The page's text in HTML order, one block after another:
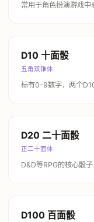
常用于角色扮演游戏中
D10 十面骰
五角双锥体
标有0-9数字，两个
D20 二十面骰
正二十面体
D&D等RPG的核心骰
D100 百面骰